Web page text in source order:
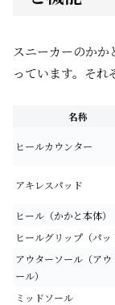
スニーカーのかか
っています。それ
名称
ヒールカウンター
アキレスパッド
ヒール（かかと本体）
ヒールグリップ（パッ
アウターソール（アウ
ール）
ミッドソール